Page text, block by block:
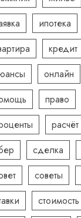
ипотека
кредит
онлайн
право
расчёт
сделка
советы
стоимость